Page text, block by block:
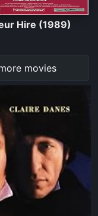
Hire (1989)
movies